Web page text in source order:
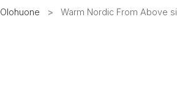
Olohuone > Warm Nordic From Above